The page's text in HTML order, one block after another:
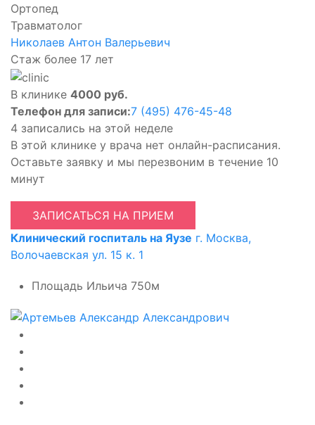
Ортопед
Травматолог
Николаев Антон Валерьевич
Стаж более 17 лет
В клинике 4000 руб.
Телефон для записи:7 (495) 476-45-48
4 записались на этой неделе
В этой клинике у врача нет онлайн-расписания.
Оставьте заявку и мы перезвоним в течение 10
минут
ЗАПИСАТЬСЯ НА ПРИЕМ
Клинический госпиталь на Яузе г. Москва,
Волочаевская ул. 15 к. 1
Площадь Ильича 750м